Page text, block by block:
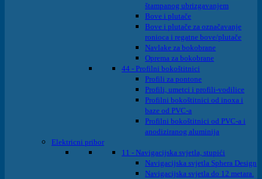
štampanog ubrizgavanjem
Bove i plutače
Bove i plutače za označavanje
ronioca i regatne bove/plutače
Navlake za bokobrane
Oprema za bokobrane
44 - Profilni bokoštitnici
Profili za pontone
Profili, umetci i profili-vodilice
Profilni bokoštitnici od inoxa i
baze od PVC-a
Profilni bokoštitnici od PVC-a i
anodiziranog aluminija
Elektricni pribor
11 - Navigacijska svjetla, stupići
Navigacijska svjetla Sphera Design
Navigacijska svjetla do 12 metara.